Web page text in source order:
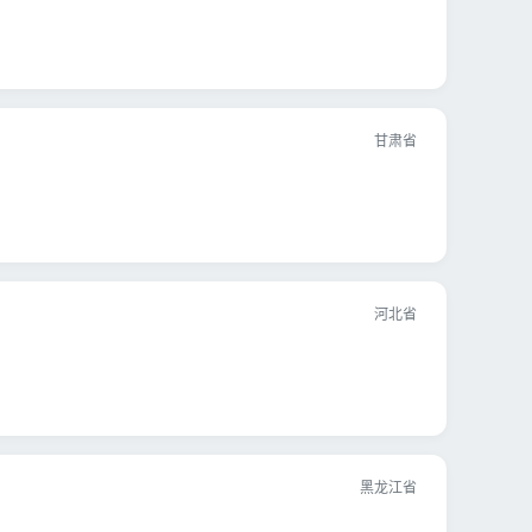
甘肃省
河北省
黑龙江省